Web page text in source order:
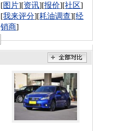
[图片][资讯][报价][社区]
[我来评分][耗油调查][经
销商]